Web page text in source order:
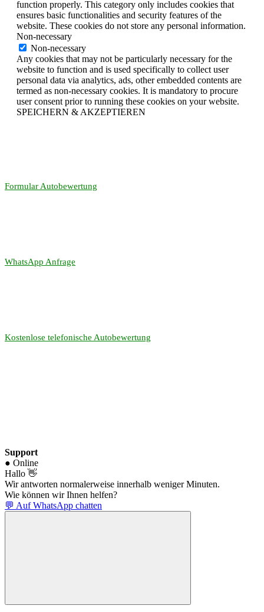
function properly. This category only includes cookies that
ensures basic functionalities and security features of the
website. These cookies do not store any personal information.
Non-necessary
Non-necessary
Any cookies that may not be particularly necessary for the
website to function and is used specifically to collect user
personal data via analytics, ads, other embedded contents are
termed as non-necessary cookies. It is mandatory to procure
user consent prior to running these cookies on your website.
SPEICHERN & AKZEPTIEREN
Formular Autobewertung
WhatsApp Anfrage
Kostenlose telefonische Autobewertung
Support
● Online
Hallo 👋
Wir antworten normalerweise innerhalb weniger Minuten.
Wie können wir Ihnen helfen?
💬 Auf WhatsApp chatten